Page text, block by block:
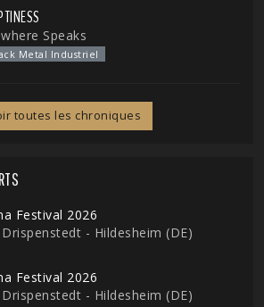
Speaks
Metal Industriel
toutes les chroniques
Festival 2026
- Hildesheim (DE)
Festival 2026
- Hildesheim (DE)